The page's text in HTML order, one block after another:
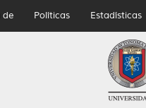
de Políticas Estadísticas